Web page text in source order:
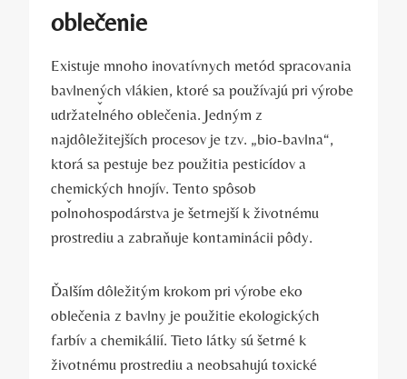
oblečenie
Existuje mnoho inovatívnych metód spracovania
bavlnených vlákien, ktoré sa používajú pri výrobe
udržateľného oblečenia. Jedným z
najdôležitejších procesov je tzv. „bio-bavlna“,
ktorá sa pestuje bez použitia pesticídov a
chemických hnojív. Tento spôsob
poľnohospodárstva je šetrnejší k životnému
prostrediu a zabraňuje kontaminácii pôdy.
Ďalším dôležitým krokom pri výrobe eko
oblečenia z bavlny je použitie ekologických
farbív a chemikálií. Tieto látky sú šetrné k
životnému prostrediu a neobsahujú toxické